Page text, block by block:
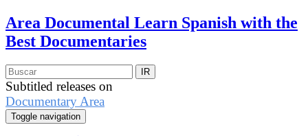
Area Documental Learn Spanish with the
Best Documentaries
Subtitled releases on
Documentary Area
Toggle navigation